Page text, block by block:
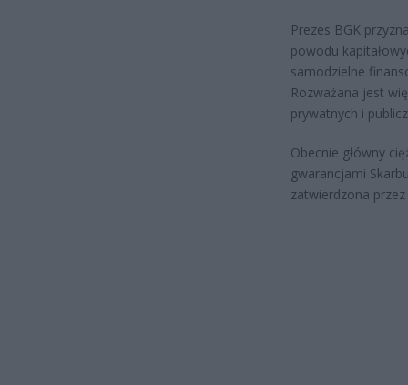
Prezes BGK
powodu
samodzielne
Rozważana jest
prywatnych i
Obecnie główny
gwarancjami
zatwierdzona